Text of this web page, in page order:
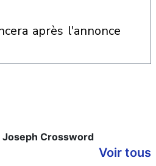
après l'annonce
Joseph Crossword
Voir tous